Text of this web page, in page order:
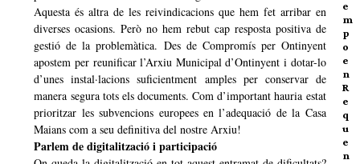
Aquesta és altra de les reivindicacions que hem fet arribar en
diverses ocasions. Però no hem rebut cap resposta positiva de
gestió de la problemàtica. Des de Compromís per Ontinyent
apostem per reunificar l’Arxiu Municipal d’Ontinyent i dotar-lo
d’unes instal·lacions suficientment amples per conservar de
manera segura tots els documents. Com d’important hauria estat
prioritzar les subvencions europees en l’adequació de la Casa
Maians com a seu definitiva del nostre Arxiu!
Parlem de digitalització i participació
e
m
p
o
e
n
R
e
q
u
e
n